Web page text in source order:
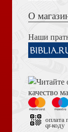
Диалог как
е
О
Наши
оплата
qr-коду